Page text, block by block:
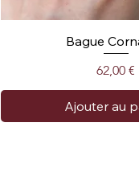
Bague
Prix
62,00 €
Ajouter au